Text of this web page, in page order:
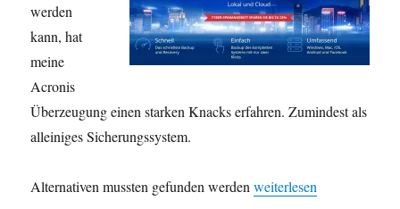
werden
kann, hat
meine
Acronis
Überzeugung einen starken Knacks erfahren. Zumindest als
alleiniges Sicherungssystem.
Alternativen mussten gefunden werden„Backup – Plattenplatz
weiterlesen